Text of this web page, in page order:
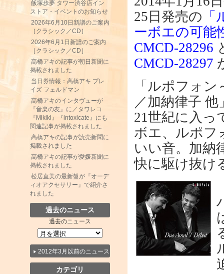
飯塚歩夢 タワー渋谷店イン
ストア・イベントのお知らせ
2026年6月10日新譜のご案内
［クラシック／CD］
2026年6月1日新譜のご案内
［クラシック／CD］
高橋アキの記事が朝日新聞に
掲載されました
当日券情報：高橋アキ プレ
イズ フェルドマン
高橋アキのインタヴューが
『音楽の友』に／タワレコ
『Mikiki』『intoxicate』にも
関連記事が掲載されました
高橋アキの記事が読売新聞に
掲載されました
高橋アキの記事が愛媛新聞に
掲載されました
松居直美の最新盤が『オーデ
ィオアクセサリー』で紹介さ
れました
過去のニュース
過去のニュース
2012年3月以前のニュース
カテゴリ
25日発売の
ーボエの可能
CMCD-28296
CMCD-28297
「ルポフォ
／加納律子 他
21世紀に入っ
ボエ、ルポフ
いい音。加納
快に駆け抜け